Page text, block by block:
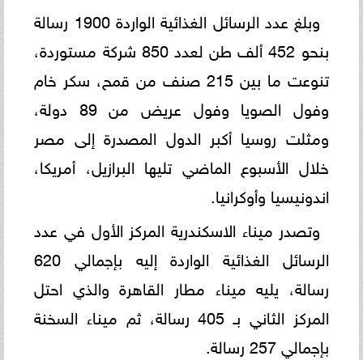
وبلغ عدد الرسائل الغذائية الواردة 1900 رسالة
بنحو 452 ألف طن لعدد 850 شركة مستوردة،
تنوعت ما بين 215 صنف من قمح، سكر خام
وفول الصويا وفول عريض من 89 دولة،
ومثلت روسيا أكبر الدول المصدرة إلى مصر
خلال الأسبوع الماضي تليها البرازيل، أمريكا،
اندونيسيا وأوكرانيا.
وتصدر ميناء الاسكندرية المركز الأول في عدد
الرسائل الغذائية الواردة إليه بإجمالي 620
رسالة، يليه ميناء مطار القاهرة والذي احتل
المركز الثاني بـ 405 رسالة، ثم ميناء السخنة
بإجمالي 257 رسالة.